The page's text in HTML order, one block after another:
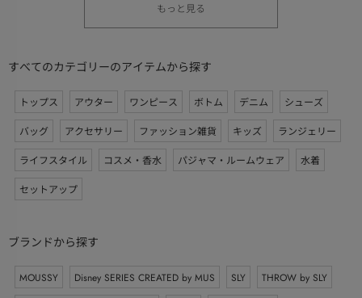
もっと見る
すべてのカテゴリーのアイテムから探す
トップス アウター ワンピース ボトム デニム
シューズ
バッグ
アクセサリー ファッション雑貨 キッズ
ランジェリー
ライフスタイル
コスメ・香水 パジャマ・ルームウェア
水着
セットアップ
ブランドから探す
MOUSSY Disney SERIES CREATED by MUS SLY
THROW by SLY